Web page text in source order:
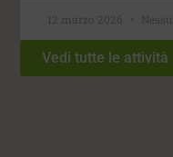
12 marzo 2026
Vedi tutte le attività